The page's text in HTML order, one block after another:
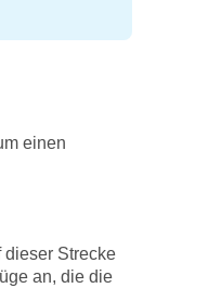
einen
dieser Strecke
an, die die